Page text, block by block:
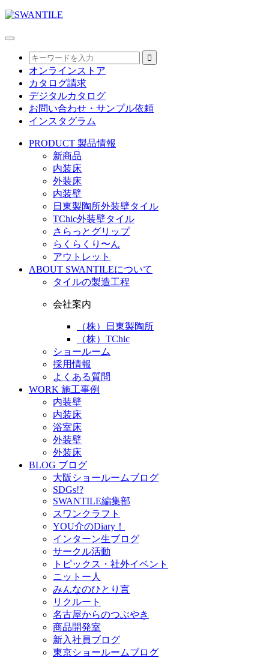
オンラインストア
カタログ請求
デジタルカタログ
お問い合わせ・サンプル依頼
インスタグラム
PRODUCT 製品情報
新商品
内装床
外装床
内装壁
日東製陶所外装壁タイル
TChic外装壁タイル
さらっとグリップ
らくらくり〜ん
アウトレット
ABOUT SWANTILEについて
タイルの製造工程
会社案内
（株）日東製陶所
（株）TChic
ショールーム
採用情報
よくある質問
WORK 施工事例
内装壁
内装床
浴室床
外装壁
外装床
BLOG ブログ
大阪ショールームブログ
SDGs!?
SWANTILE編集部
スワンクラフト
YOU介のDiary！
インターン生ブログ
サークル活動
トピックス・社外イベント
ニットー人
みんなのひとり言
リクルート
名古屋からのつぶやき
商品開発室
新入社員ブログ
東京ショールームブログ